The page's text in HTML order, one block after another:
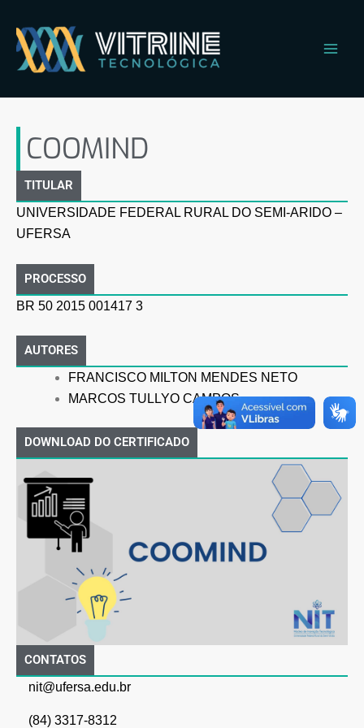
para
conteúdo
COOMIND
TITULAR
UNIVERSIDADE FEDERAL RURAL DO SEMI-ARIDO –
UFERSA
PROCESSO
BR 50 2015 001417 3
AUTORES
FRANCISCO MILTON MENDES NETO
MARCOS TULLYO CAMPOS
DOWNLOAD DO CERTIFICADO
CONTATOS
nit@ufersa.edu.br
(84) 3317-8312